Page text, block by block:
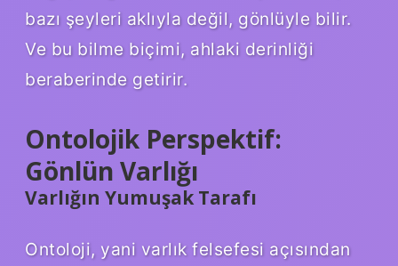
bazı şeyleri aklıyla değil, gönlüyle bilir.
Ve bu bilme biçimi, ahlaki derinliği
beraberinde getirir.
Ontolojik Perspektif:
Gönlün Varlığı
Varlığın Yumuşak Tarafı
Ontoloji, yani varlık felsefesi açısından